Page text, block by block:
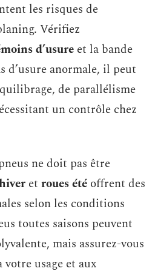
les risques de
Vérifiez
d’usure et la bande
d’usure anormale, il peut
de parallélisme
un contrôle chez
ne doit pas être
et roues été offrent des
selon les conditions
toutes saisons peuvent
mais assurez-vous
votre usage et aux